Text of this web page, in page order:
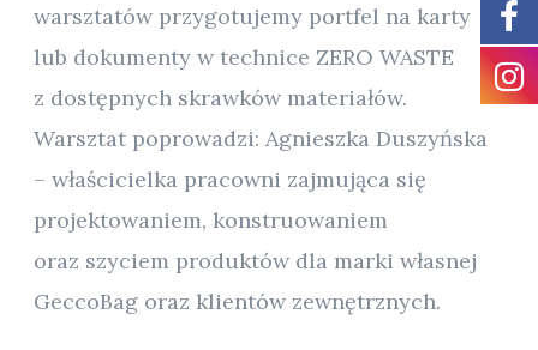
warsztatów przygotujemy portfel na karty
lub dokumenty w technice ZERO WASTE
z dostępnych skrawków materiałów.
Warsztat poprowadzi: Agnieszka Duszyńska
– właścicielka pracowni zajmująca się
projektowaniem, konstruowaniem
oraz szyciem produktów dla marki własnej
GeccoBag oraz klientów zewnętrznych.